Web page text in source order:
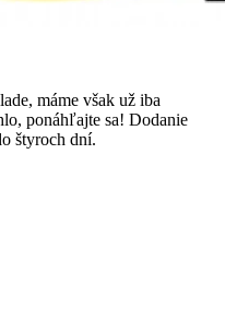
máme však už iba
ponáhľajte sa! Dodanie
štyroch dní.